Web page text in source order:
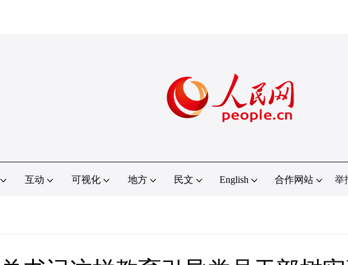
互动 可视化 地方 民文 English 合作网站 举